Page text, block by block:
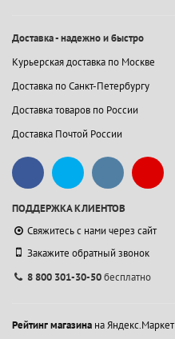
Доставка - надежно и быстро
Курьерская доставка по Москве
Доставка по Санкт-Петербургу
Доставка товаров по России
Доставка Почтой России
ПОДДЕРЖКА КЛИЕНТОВ
Свяжитесь с нами через сайт
Закажите обратный звонок
8 800 301-30-50бесплатно
Рейтинг магазина на Яндекс.Маркет